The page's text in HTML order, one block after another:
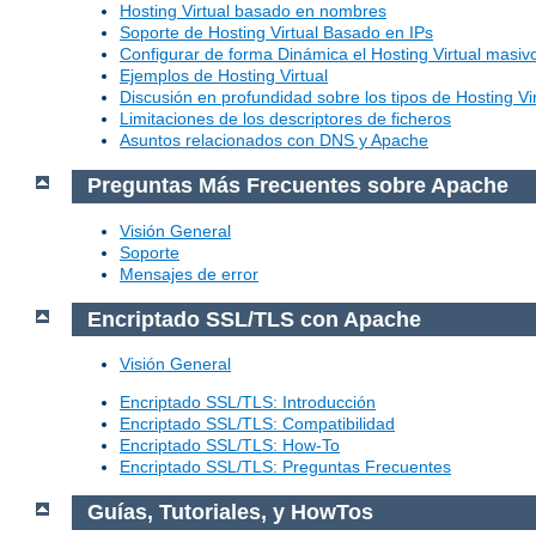
Hosting Virtual basado en nombres
Soporte de Hosting Virtual Basado en IPs
Configurar de forma Dinámica el Hosting Virtual
Ejemplos de Hosting Virtual
Discusión en profundidad sobre los tipos de Hosting
Limitaciones de los descriptores de ficheros
Asuntos relacionados con DNS y Apache
Preguntas Más Frecuentes sobre Apache
Visión General
Soporte
Mensajes de error
Encriptado SSL/TLS con Apache
Visión General
Encriptado SSL/TLS: Introducción
Encriptado SSL/TLS: Compatibilidad
Encriptado SSL/TLS: How-To
Encriptado SSL/TLS: Preguntas Frecuentes
Guías, Tutoriales, y HowTos